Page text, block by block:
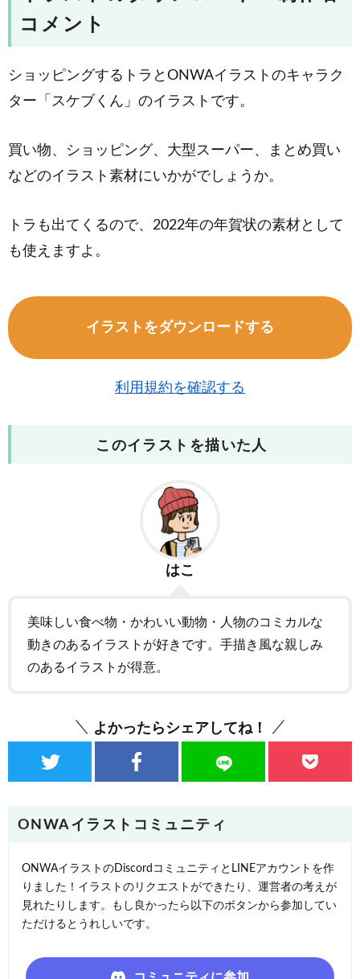
コメント
ショッピングするトラとONWAイラストのキャラク
ター「スケブくん」のイラストです。
買い物、ショッピング、大型スーパー、まとめ買い
などのイラスト素材にいかがでしょうか。
トラも出てくるので、2022年の年賀状の素材として
も使えますよ。
イラストをダウンロードする
利用規約を確認する
このイラストを描いた人
はこ
美味しい食べ物・かわいい動物・人物のコミカルな
動きのあるイラストが好きです。手描き風な親しみ
のあるイラストが得意。
よかったらシェアしてね！
ONWAイラストコミュニティ
ONWAイラストのDiscordコミュニティとLINEアカウントを作
りました！イラストのリクエストができたり、運営者の考えが
見れたりします。もし良かったら以下のボタンから参加してい
ただけるとうれしいです。